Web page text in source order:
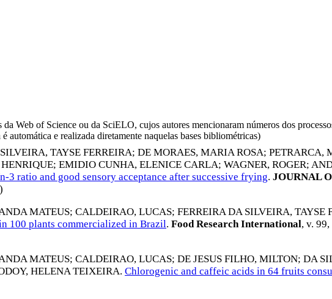
Web of Science ou da SciELO, cujos autores mencionaram números dos
automática e realizada diretamente naquelas bases bibliométricas)
TAYSE FERREIRA; DE MORAES, MARIA ROSA; PETRARCA,
; EMIDIO CUNHA, ELENICE CARLA; WAGNER, ROGER;
ratio and good sensory acceptance after successive frying. JOURNAL
)
MATEUS; CALDEIRAO, LUCAS; FERREIRA DA SILVEIRA, TAYSE
100 plants commercialized in Brazil. Food Research International, v.
MATEUS; CALDEIRAO, LUCAS; DE JESUS FILHO, MILTON; DA
HELENA TEIXEIRA. Chlorogenic and caffeic acids in 64 fruits